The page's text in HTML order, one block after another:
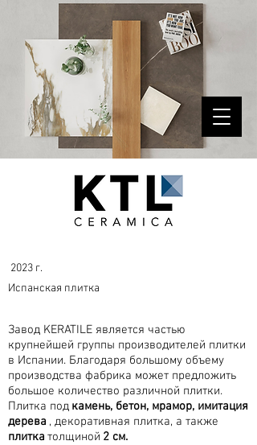
2023 г.
Испанская плитка
Завод KERATILE является частью
крупнейшей группы производителей плитки
в Испании. Благодаря большому объему
производства фабрика может предложить
большое количество различной плитки.
Плитка под камень, бетон, мрамор, имитация
дерева , декоративная плитка, а также
плитка толщиной 2 см.